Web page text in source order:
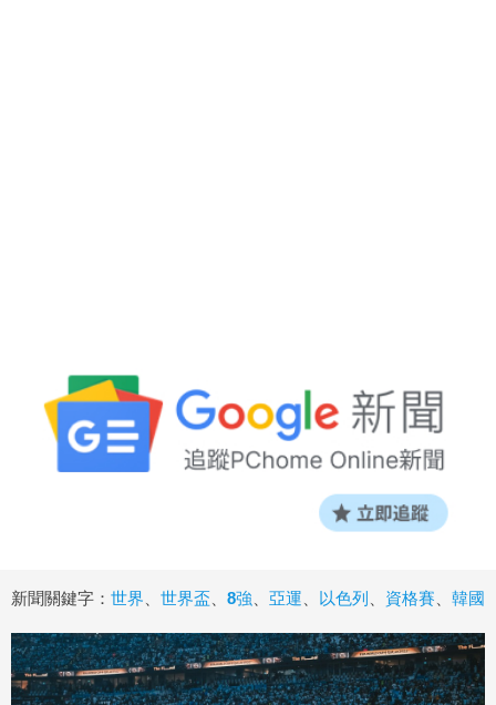
新聞關鍵字： 世界 世界盃 8強 亞運 以色列 資格賽 韓國